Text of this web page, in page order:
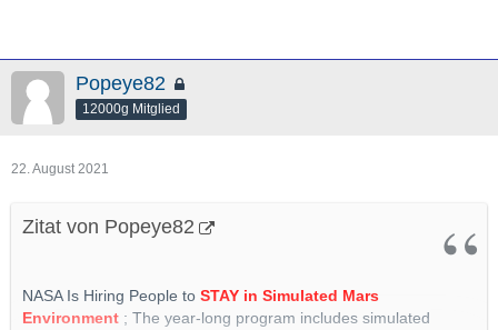
Popeye82
12000g Mitglied
22. August 2021
Zitat von Popeye82
NASA Is Hiring People to STAY in Simulated Mars
Environment ; The year-long program includes simulated